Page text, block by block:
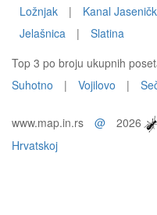
Ložnjak
| Kanal
Jelašnica
|
Slatina
Top 3 po broju ukupnih
Suhotno
| Vojilovo |
www.map.in.rs @ 2026
Hrvatskoj